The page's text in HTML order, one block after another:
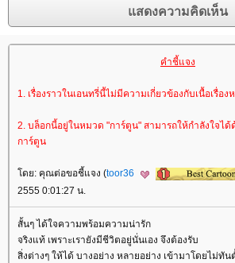
คำชี้แจง
1. เรื่องราวในเอนทรี่นี้ไม่มีความเกี่ยวข้องกับเนื้อเรื่อ
2. บล็อกนี้อยู่ในหมวด "การ์ตูน" สามารถให้กำลังใจไ
การ์ตูน
ดย: คุณต่อขอชี้แจง (toor36
2555 0:01:27 น.
สั้นๆ ได้ใจความพร้อมความน่ารัก
จริงแท้ เพราะเรายังมีชีวิตอยู่นั่นเอง จึงต้องรับ
สิ่งต่างๆ ให้ได้ บางอย่าง หลายอย่าง เข้ามาโดยไม่ทัน